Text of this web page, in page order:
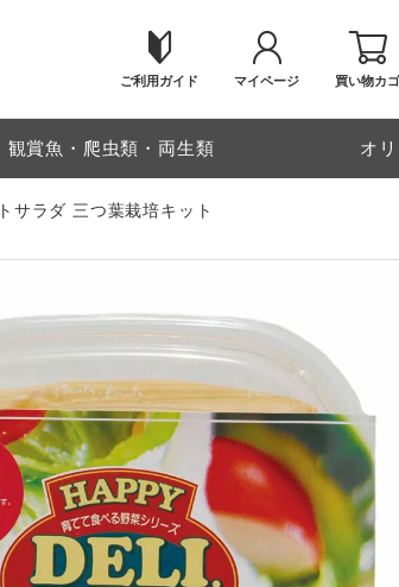
ご利用ガイド マイページ 買い物カゴ
観賞魚・爬虫類・両生類 オ
サラダ 三つ葉栽培キット